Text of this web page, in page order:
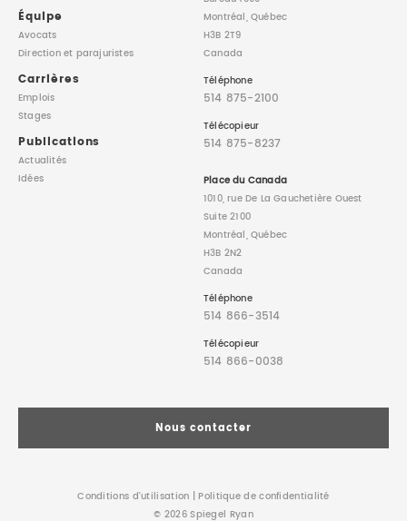
Équipe
Avocats
Directionet parajuristes
Carrières
Emplois
Stages
Publications
Actualités
Idées
Montréal, Québec
H3B 2T9
Canada
Téléphone
514 875-2100
Télécopieur
514 875-8237
Place du Canada
1010, rue De La Gauchetière Ouest
Suite 2100
Montréal, Québec
H3B 2N2
Canada
Téléphone
514 866-3514
Télécopieur
514 866-0038
Nous contacter
Conditions d’utilisation |Politique de confidentialité
© 2026 Spiegel Ryan